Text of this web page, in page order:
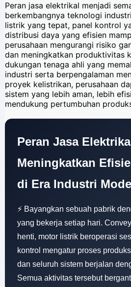
Peran jasa elektrikal menjadi
berkembangnya teknologi
listrik yang tepat, panel kontrol
distribusi daya yang efisien
perusahaan mengurangi risiko
dan meningkatkan produktivitas
dukungan tenaga ahli yang
industri serta berpengalaman
proyek kelistrikan, perusahaan
sistem yang lebih aman, lebih
mendukung pertumbuhan
Peran Jasa
Meningkatkan
di Era Industri
⚡ Bayangkan sebuah pabrik
yang bekerja setiap hari.
henti, motor listrik beroperasi
kontrol mengatur proses
dan seluruh sistem berjalan
Semua aktivitas tersebut